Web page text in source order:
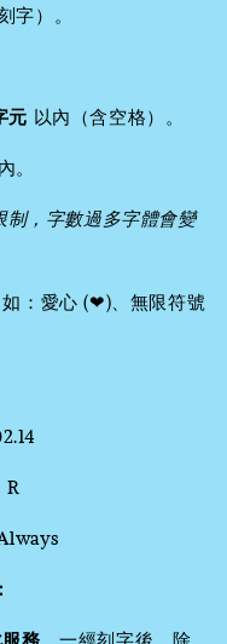
字）。
元 以內（含空格）。
。
，字數過多字體會變
：愛心 (❤)、無限符號
R